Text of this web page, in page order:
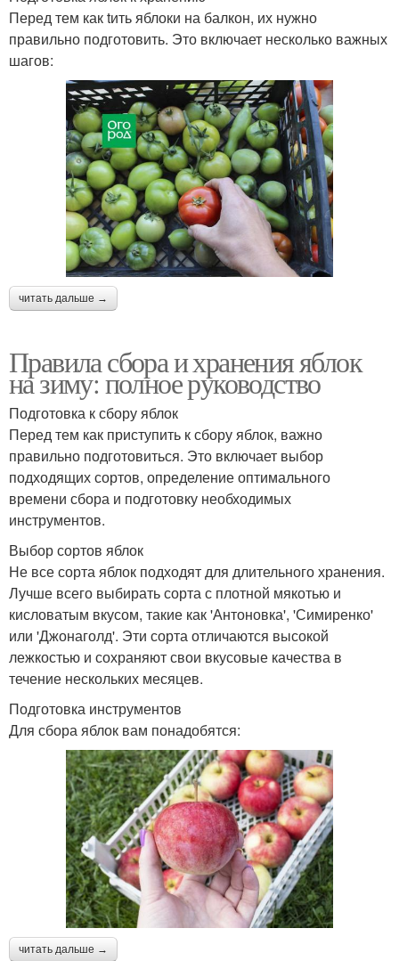
Перед тем как tить яблоки на балкон, их нужно
правильно подготовить. Это включает несколько важных
шагов:
читать дальше →
Правила сбора и хранения яблок
на зиму: полное руководство
Подготовка к сбору яблок
Перед тем как приступить к сбору яблок, важно
правильно подготовиться. Это включает выбор
подходящих сортов, определение оптимального
времени сбора и подготовку необходимых
инструментов.
Выбор сортов яблок
Не все сорта яблок подходят для длительного хранения.
Лучше всего выбирать сорта с плотной мякотью и
кисловатым вкусом, такие как 'Антоновка', 'Симиренко'
или 'Джонаголд'. Эти сорта отличаются высокой
лежкостью и сохраняют свои вкусовые качества в
течение нескольких месяцев.
Подготовка инструментов
Для сбора яблок вам понадобятся:
читать дальше →